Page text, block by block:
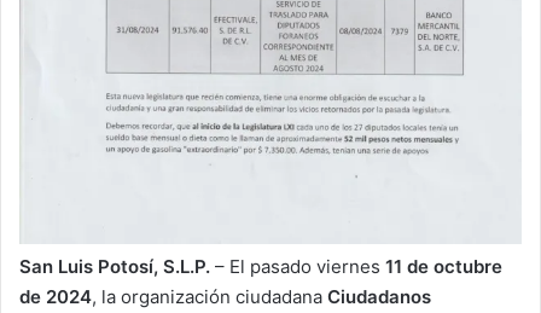
San Luis Potosí, S.L.P. – El pasado viernes 11 de octubre
de 2024, la organización ciudadana Ciudadanos